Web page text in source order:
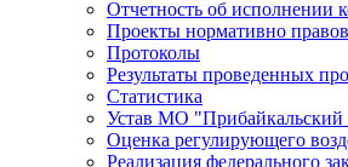
Отчетность об исполнении
Проекты нормативно
Протоколы
Результаты проведенных
Статистика
Устав МО "Прибайкальский
Оценка регулирующего
Реализация федерального